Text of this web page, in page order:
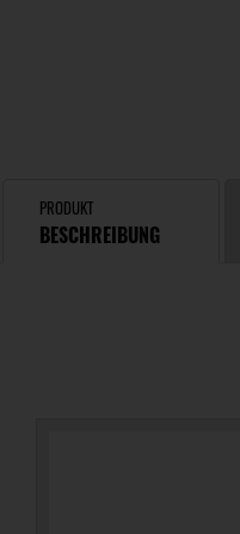
PRODUKT
BESCHREIBUNG